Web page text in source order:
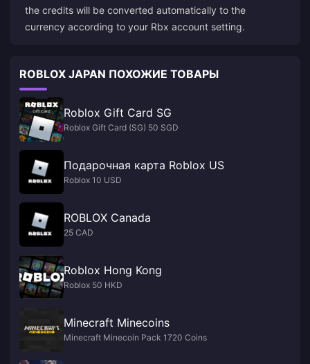
the credits will be converted automatically to the
currency according to your Rbx account setting.
ROBLOX JAPAN ПОХОЖИЕ ТОВАРЫ
Roblox Gift Card SG
Roblox Gift Card (SG) 50 SGD
Подарочная карта Roblox US
Roblox 10 USD
ROBLOX Canada
25 CAD
Roblox Hong Kong
Roblox 50 HKD
Minecraft Minecoins
Minecraft Minecoin Pack 1720 Coins